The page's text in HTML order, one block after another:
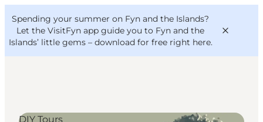
Spending your summer on Fyn and the Islands?
Let the VisitFyn app guide you to Fyn and the
Islands’ little gems – download for free right here.
VisitFyn
Deutsch
DIY Tours